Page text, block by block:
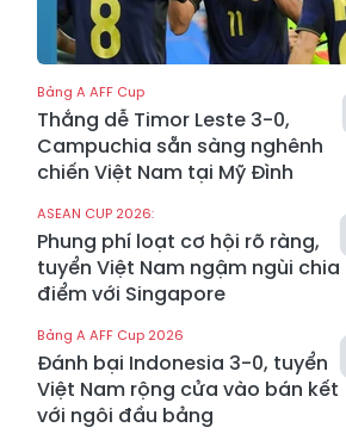
Bảng A AFF Cup
Thắng dễ Timor Leste 3-0,
Campuchia sẵn sàng nghênh
chiến Việt Nam tại Mỹ Đình
ASEAN CUP 2026:
Phung phí loạt cơ hội rõ ràng,
tuyển Việt Nam ngậm ngùi chia
điểm với Singapore
Bảng A AFF Cup 2026
Đánh bại Indonesia 3-0, tuyển
Việt Nam rộng cửa vào bán kết
với ngôi đầu bảng